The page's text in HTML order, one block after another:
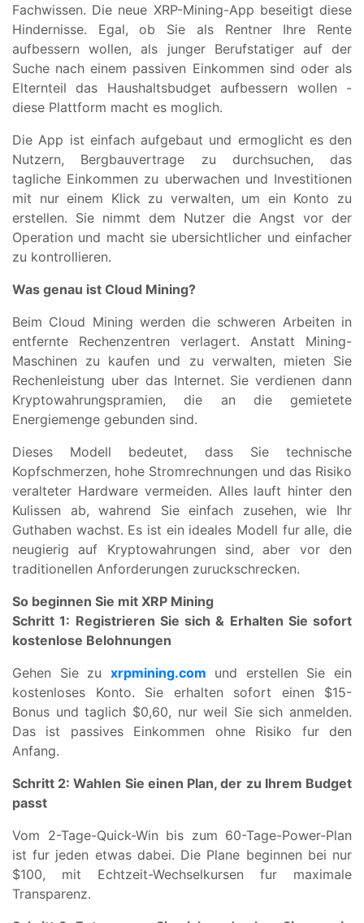
Fachwissen. Die neue XRP-Mining-App beseitigt diese
Hindernisse. Egal, ob Sie als Rentner Ihre Rente
aufbessern wollen, als junger Berufstatiger auf der
Suche nach einem passiven Einkommen sind oder als
Elternteil das Haushaltsbudget aufbessern wollen -
diese Plattform macht es moglich.
Die App ist einfach aufgebaut und ermoglicht es den
Nutzern, Bergbauvertrage zu durchsuchen, das
tagliche Einkommen zu uberwachen und Investitionen
mit nur einem Klick zu verwalten, um ein Konto zu
erstellen. Sie nimmt dem Nutzer die Angst vor der
Operation und macht sie ubersichtlicher und einfacher
zu kontrollieren.
Was genau ist Cloud Mining?
Beim Cloud Mining werden die schweren Arbeiten in
entfernte Rechenzentren verlagert. Anstatt Mining-
Maschinen zu kaufen und zu verwalten, mieten Sie
Rechenleistung uber das Internet. Sie verdienen dann
Kryptowahrungspramien, die an die gemietete
Energiemenge gebunden sind.
Dieses Modell bedeutet, dass Sie technische
Kopfschmerzen, hohe Stromrechnungen und das Risiko
veralteter Hardware vermeiden. Alles lauft hinter den
Kulissen ab, wahrend Sie einfach zusehen, wie Ihr
Guthaben wachst. Es ist ein ideales Modell fur alle, die
neugierig auf Kryptowahrungen sind, aber vor den
traditionellen Anforderungen zuruckschrecken.
So beginnen Sie mit XRP Mining
Schritt 1: Registrieren Sie sich & Erhalten Sie sofort
kostenlose Belohnungen
Gehen Sie zu xrpmining.com und erstellen Sie ein
kostenloses Konto. Sie erhalten sofort einen $15-
Bonus und taglich $0,60, nur weil Sie sich anmelden.
Das ist passives Einkommen ohne Risiko fur den
Anfang.
Schritt 2: Wahlen Sie einen Plan, der zu Ihrem Budget
passt
Vom 2-Tage-Quick-Win bis zum 60-Tage-Power-Plan
ist fur jeden etwas dabei. Die Plane beginnen bei nur
$100, mit Echtzeit-Wechselkursen fur maximale
Transparenz.